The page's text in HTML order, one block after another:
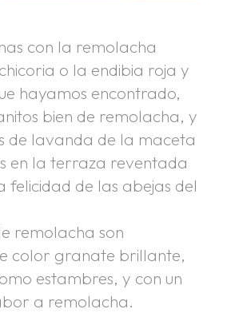
con la remolacha
o la endibia roja y
hayamos encontrado,
bien de remolacha, y
de lavanda de la maceta
en la terraza reventada
felicidad de las abejas del
remolacha son
color granate brillante,
estambres, y con un
a remolacha.